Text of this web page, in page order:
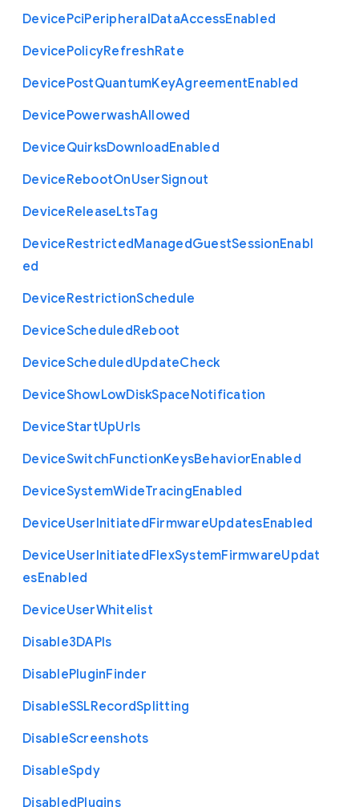
DevicePciPeripheralDataAccessEnabled
DevicePolicyRefreshRate
DevicePostQuantumKeyAgreementEnabled
DevicePowerwashAllowed
DeviceQuirksDownloadEnabled
DeviceRebootOnUserSignout
DeviceReleaseLtsTag
DeviceRestrictedManagedGuestSessionEnabl
ed
DeviceRestrictionSchedule
DeviceScheduledReboot
DeviceScheduledUpdateCheck
DeviceShowLowDiskSpaceNotification
DeviceStartUpUrls
DeviceSwitchFunctionKeysBehaviorEnabled
DeviceSystemWideTracingEnabled
DeviceUserInitiatedFirmwareUpdatesEnabled
DeviceUserInitiatedFlexSystemFirmwareUpdat
esEnabled
DeviceUserWhitelist
Disable3DAPIs
DisablePluginFinder
DisableSSLRecordSplitting
DisableScreenshots
DisableSpdy
Disabled Plugins